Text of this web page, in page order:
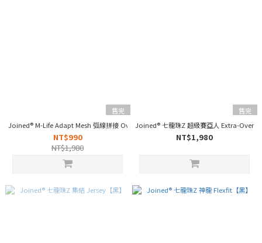
售完
Joined® M-Life Adapt Mesh 弧線拼接 Oversized【灰】
NT$990
NT$1,980
售完
Joined® 七龍珠Z 超級賽亞人 Extra-
NT$1,980